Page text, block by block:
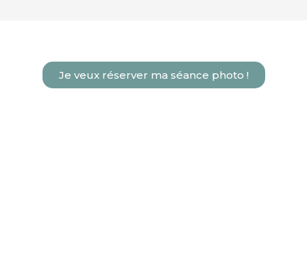
Je veux réserver ma séance photo !